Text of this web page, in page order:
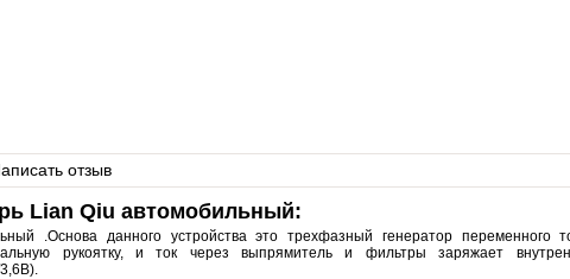
отзыв
Lian Qiu автомобильный:
.Основа данного устройства это трехфазный генератор переменного
рукоятку, и ток через выпрямитель и фильтры заряжает